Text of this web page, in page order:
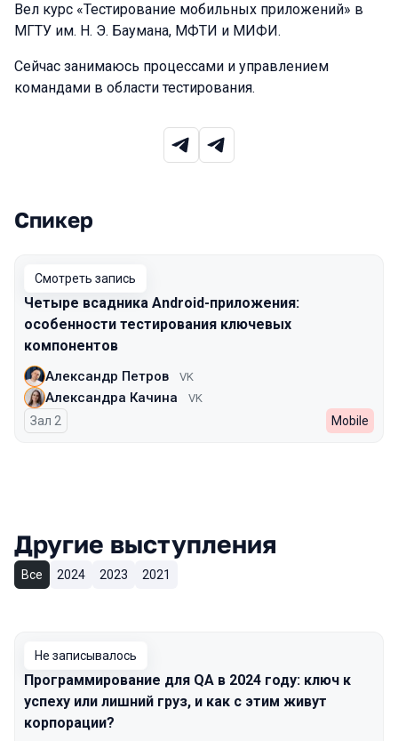
Вел курс «Тестирование мобильных приложений» в
МГТУ им. Н. Э. Баумана, МФТИ и МИФИ.
Сейчас занимаюсь процессами и управлением
командами в области тестирования.
Выступления в сезоне 2025 Autumn
Спикер
Смотреть запись
Четыре всадника Android-приложения:
особенности тестирования ключевых
компонентов
Александр Петров VK
Александра Качина VK
Зал 2 Mobile
Другие выступления
Все 2024 2023 2021
Не записывалось
Программирование для QA в 2024 году: ключ к
успеху или лишний груз, и как с этим живут
корпорации?